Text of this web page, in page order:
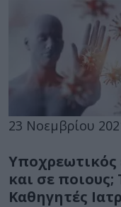
23 Νοεμβρίου
και σε ποιους;
Καθηγητές